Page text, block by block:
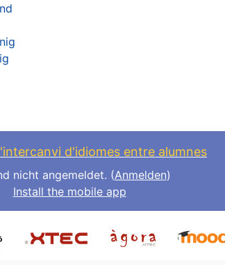
d'idiomes entre alumnes
nicht angemeldet. (Anmelden)
Install the mobile app